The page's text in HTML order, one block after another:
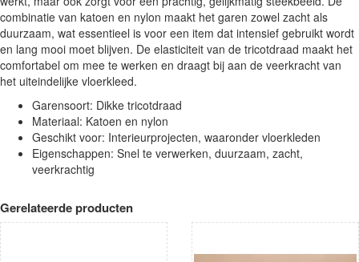
combinatie van katoen en nylon maakt het garen zowel zacht als
duurzaam, wat essentieel is voor een item dat intensief gebruikt wordt
en lang mooi moet blijven. De elasticiteit van de tricotdraad maakt het
comfortabel om mee te werken en draagt bij aan de veerkracht van
het uiteindelijke vloerkleed.
Garensoort: Dikke tricotdraad
Materiaal: Katoen en nylon
Geschikt voor: Interieurprojecten, waaronder vloerkleden
Eigenschappen: Snel te verwerken, duurzaam, zacht,
veerkrachtig
Gerelateerde producten